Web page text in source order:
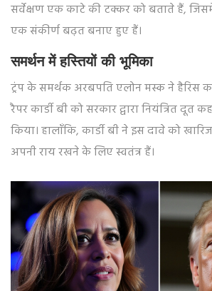
सर्वेक्षण एक काटे की टक्कर को बताते हैं, जिसमें
एक संकीर्ण बढ़त बनाए हुए हैं।
समर्थन में हस्तियों की भूमिका
ट्रंप के समर्थक अरबपति एलोन मस्क ने हैरिस
रैपर कार्डी बी को सरकार द्वारा नियंत्रित दूत
किया। हालाँकि, कार्डी बी ने इस दावे को
अपनी राय रखने के लिए स्वतंत्र हैं।